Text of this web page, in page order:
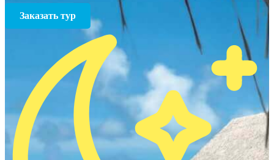
Заказать тур